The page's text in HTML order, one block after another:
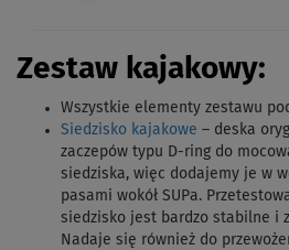
Zestaw kajakowy:
Wszystkie elementy zestawu
Siedzisko kajakowe – deska
zaczepów typu D-ring do
siedziska, więc dodajemy je w
pasami wokół SUPa.
siedzisko jest bardzo stabilne i
Nadaje się również do